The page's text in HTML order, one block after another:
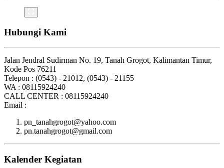
Hubungi Kami
Jalan Jendral Sudirman No. 19, Tanah Grogot, Kalimantan Timur,
Kode Pos 76211
Telepon : (0543) - 21012, (0543) - 21155
WA : 08115924240
CALL CENTER : 08115924240
Email :
pn_tanahgrogot@yahoo.com
pn.tanahgrogot@gmail.com
Kalender Kegiatan